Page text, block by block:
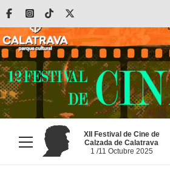
Saltar
contenido
FacebookInstagram
Tiktok
Menú
principal
XII Festival de Cine de
Calzada de Calatrava
1 /11 Octubre 2025